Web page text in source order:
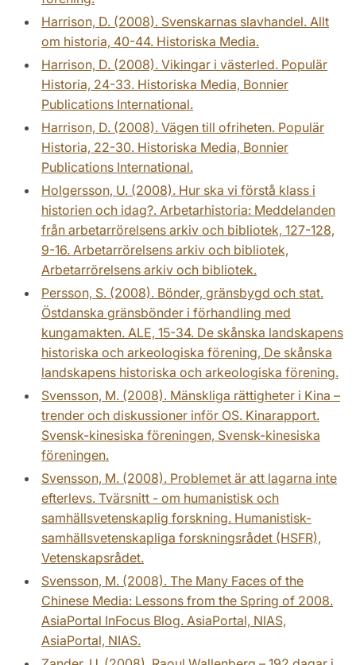
Harrison, D. (2008). Svenskarnas slavhandel. Allt
om historia, 40-44. Historiska Media.
Harrison, D. (2008). Vikingar i västerled. Populär
Historia, 24-33. Historiska Media, Bonnier
Publications International.
Harrison, D. (2008). Vägen till ofriheten. Populär
Historia, 22-30. Historiska Media, Bonnier
Publications International.
Holgersson, U. (2008). Hur ska vi förstå klass i
historien och idag?. Arbetarhistoria: Meddelanden
från arbetarrörelsens arkiv och bibliotek, 127-128,
9-16. Arbetarrörelsens arkiv och bibliotek,
Arbetarrörelsens arkiv och bibliotek.
Persson, S. (2008). Bönder, gränsbygd och stat.
Östdanska gränsbönder i förhandling med
kungamakten. ALE, 15-34. De skånska landskapens
historiska och arkeologiska förening, De skånska
landskapens historiska och arkeologiska förening.
Svensson, M. (2008). Mänskliga rättigheter i Kina –
trender och diskussioner inför OS. Kinarapport.
Svensk-kinesiska föreningen, Svensk-kinesiska
föreningen.
Svensson, M. (2008). Problemet är att lagarna inte
efterlevs. Tvärsnitt - om humanistisk och
samhällsvetenskaplig forskning. Humanistisk-
samhällsvetenskapliga forskningsrådet (HSFR),
Vetenskapsrådet.
Svensson, M. (2008). The Many Faces of the
Chinese Media: Lessons from the Spring of 2008.
AsiaPortal InFocus Blog. AsiaPortal, NIAS,
AsiaPortal, NIAS.